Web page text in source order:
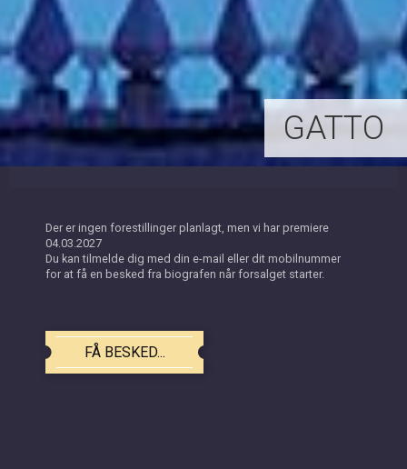
GATTO
Der er ingen forestillinger planlagt, men vi har premiere
04.03.2027
Du kan tilmelde dig med din e-mail eller dit mobilnummer
for at få en besked fra biografen når forsalget starter.
FÅ BESKED...